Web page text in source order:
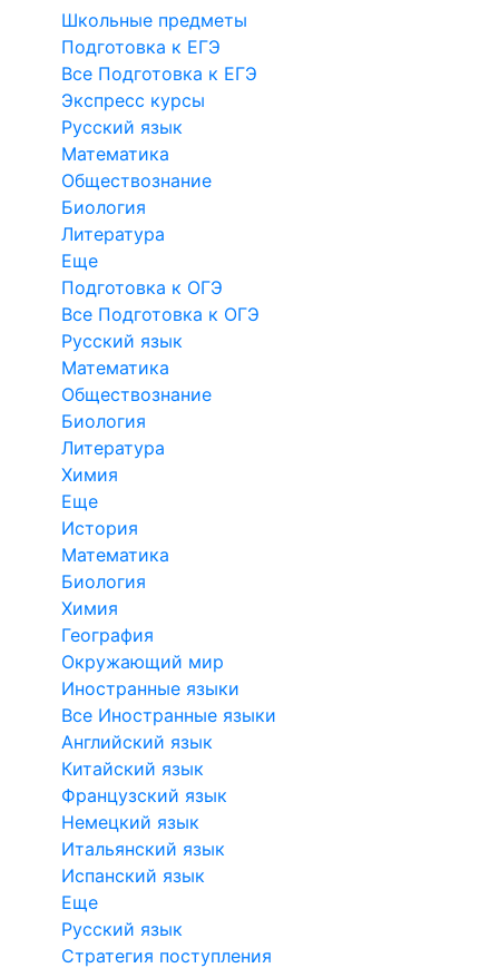
Школьные предметы
Подготовка к ЕГЭ
Все Подготовка к ЕГЭ
Экспресс курсы
Русский язык
Математика
Обществознание
Биология
Литература
Еще
Подготовка к ОГЭ
Все Подготовка к ОГЭ
Русский язык
Математика
Обществознание
Биология
Литература
Химия
Еще
История
Математика
Биология
Химия
География
Окружающий мир
Иностранные языки
Все Иностранные языки
Английский язык
Китайский язык
Французский язык
Немецкий язык
Итальянский язык
Испанский язык
Еще
Русский язык
Стратегия поступления